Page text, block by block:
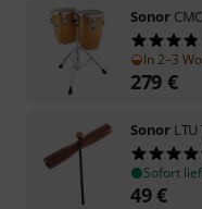
Sonor
In 2–3
279 €
Sonor
Sofort
49€